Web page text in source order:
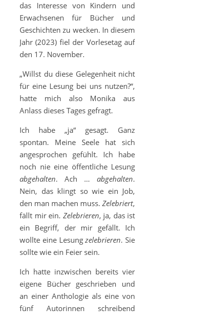
das Interesse von Kindern und
Erwachsenen für Bücher und
Geschichten zu wecken. In diesem
Jahr (2023) fiel der Vorlesetag auf
den 17. November.
„Willst du diese Gelegenheit nicht
für eine Lesung bei uns nutzen?“,
hatte mich also Monika aus
Anlass dieses Tages gefragt.
Ich habe „ja“ gesagt. Ganz
spontan. Meine Seele hat sich
angesprochen gefühlt. Ich habe
noch nie eine öffentliche Lesung
abgehalten. Ach … abgehalten.
Nein, das klingt so wie ein Job,
den man machen muss. Zelebriert,
fällt mir ein. Zelebrieren, ja, das ist
ein Begriff, der mir gefällt. Ich
wollte eine Lesungzelebrieren. Sie
sollte wie ein Feier sein.
Ich hatte inzwischen bereits vier
eigene Bücher geschrieben und
an einer Anthologie als eine von
fünf Autorinnen schreibend